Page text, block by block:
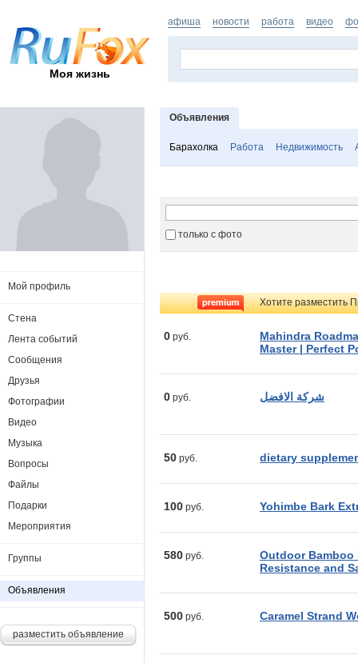
Моя жизнь
афиша новости работа видео
Объявления
Барахолка Работа Недвижимость
только с фото
Хотите разместить
0 руб.
Mahindra
Master | Perfect
0 руб. شركة الافضل
50 руб. dietary
100 руб. Yohimbe Bark
580 руб.
Outdoor
Resistance and
500 руб. Caramel Strand
Мой профиль
Стена
Лента событий
Сообщения
Друзья
Фотографии
Видео
Музыка
Вопросы
Файлы
Подарки
Мероприятия
Группы
Объявления
разместить объявление